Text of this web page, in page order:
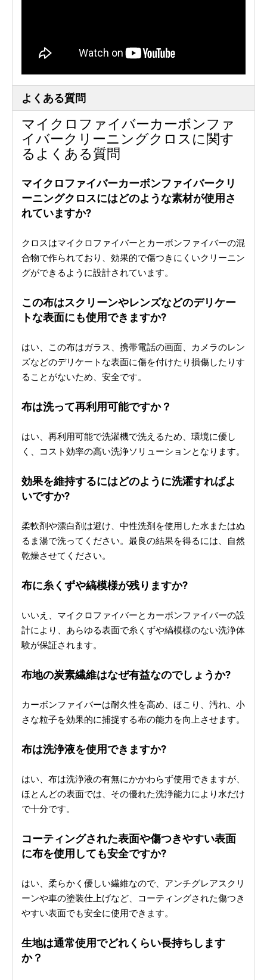
よくある質問
マイクロファイバーカーボンファ
イバークリーニングクロスに関す
るよくある質問
マイクロファイバーカーボンファイバークリ
ーニングクロスにはどのような素材が使用さ
れていますか?
クロスはマイクロファイバーとカーボンファイバーの混
合物で作られており、効果的で傷つきにくいクリーニン
グができるように設計されています。
この布はスクリーンやレンズなどのデリケー
トな表面にも使用できますか?
はい、この布はガラス、携帯電話の画面、カメラのレン
ズなどのデリケートな表面に傷を付けたり損傷したりす
ることがないため、安全です。
布は洗って再利用可能ですか？
はい、再利用可能で洗濯機で洗えるため、環境に優し
く、コスト効率の高い洗浄ソリューションとなります。
効果を維持するにはどのように洗濯すればよ
いですか?
柔軟剤や漂白剤は避け、中性洗剤を使用した水またはぬ
るま湯で洗ってください。最良の結果を得るには、自然
乾燥させてください。
布に糸くずや縞模様が残りますか?
いいえ、マイクロファイバーとカーボンファイバーの設
計により、あらゆる表面で糸くずや縞模様のな​​い洗浄体
験が保証されます。
布地の炭素繊維はなぜ有益なのでしょうか?
カーボンファイバーは耐久性を高め、ほこり、汚れ、小
さな粒子を効果的に捕捉する布の能力を向上させます。
布は洗浄液を使用できますか?
はい、布は洗浄液の有無にかかわらず使用できますが、
ほとんどの表面では、その優れた洗浄能力により水だけ
で十分です。
コーティングされた表面や傷つきやすい表面
に布を使用しても安全ですか?
はい、柔らかく優しい繊維なので、アンチグレアスクリ
ーンや車の塗装仕上げなど、コーティングされた傷つき
やすい表面でも安全に使用できます。
生地は通常使用でどれくらい長持ちします
か？